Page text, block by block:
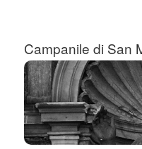
Campanile di San